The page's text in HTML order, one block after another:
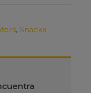
,Snacks